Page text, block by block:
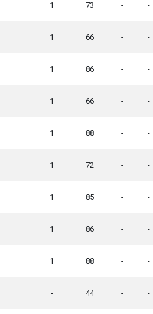
1 73 - -
1 66 - -
1 86 - -
1 66 - -
1 88 - -
1 72 - -
1 85 - -
1 86 - -
1 88 - -
- 44 - -